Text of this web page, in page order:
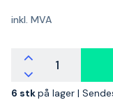
inkl. MVA
6 stkpå lager |